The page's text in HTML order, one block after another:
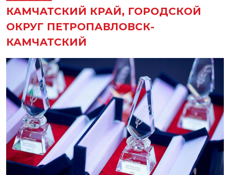
КАМЧАТСКИЙ КРАЙ, ГОРОДСКОЙ
ОКРУГ ПЕТРОПАВЛОВСК-
КАМЧАТСКИЙ